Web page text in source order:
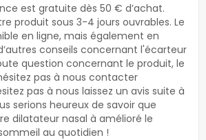
est gratuite dès 50 € d’achat.
produit sous 3-4 jours ouvrables. Le
en ligne, mais également en
conseils concernant l'écarteur
question concernant le produit, le
pas à nous contacter
pas à nous laissez un avis suite à
serions heureux de savoir que
dilatateur nasal à amélioré le
au quotidien !